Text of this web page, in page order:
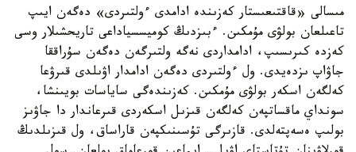
مىسالى «قاقتىعىستار كەزىندە ادامدى ءولتىردى» دەگەن ايىپ
تاعىلعان بولۋى مۇمكىن. ءبىزدىڭ كوميسسياداعى تاريحشىلار وسى
كەزدە كىرىسىپ، ادامداردى نەگە ولتىرگەن دەگەن سۇراققا
جاۋاپ ىزدەيدى. ول ءولتىردى دەگەن ادامدار اۋىلدى قىرۋعا
كەلگەن اسكەر بولۋى مۇمكىن. كەزىندەگى ساياسات بويىنشا،
سونداي ماقساتپەن كەلگەن قىزىل اسكەردى قىرعاندار دا جاۋىز
بولىپ ەسەپتەلدى. قازىرگى تۇسىنىكپەن قاراساق، ول قىزىلدىڭ